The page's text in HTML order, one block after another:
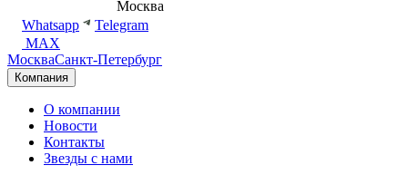
Москва
Whatsapp
Telegram
MAX
МоскваСанкт-Петербург
Компания
О компании
Новости
Контакты
Звезды с нами